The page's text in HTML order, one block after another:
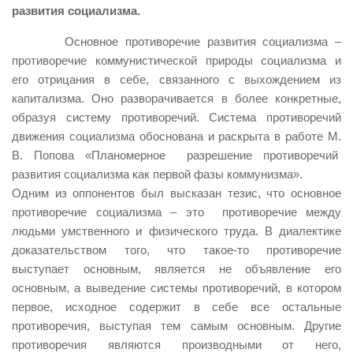
развития социализма.
Основное противоречие развития социализма –
противоречие коммунистической природы социализма и
его отрицания в себе, связанного с выхождением из
капитализма. Оно разворачивается в более конкретные,
образуя систему противоречий. Система противоречий
движения социализма обоснована и раскрыта в работе М.
В. Попова «Планомерное разрешение противоречий
развития социализма как первой фазы коммунизма».
Одним из оппонентов был высказан тезис, что основное
противоречие социализма – это противоречие между
людьми умственного и физического труда. В диалектике
доказательством того, что такое-то противоречие
выступает основным, является не объявление его
основным, а выведение системы противоречий, в котором
первое, исходное содержит в себе все остальные
противоречия, выступая тем самым основным. Другие
противоречия являются производными от него,